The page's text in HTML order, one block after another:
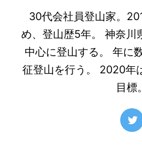
30代会社員登山家。
め、登山歴5年。 神奈川
中心に登山する。 年に
征登山を行う。 2020年
目標。